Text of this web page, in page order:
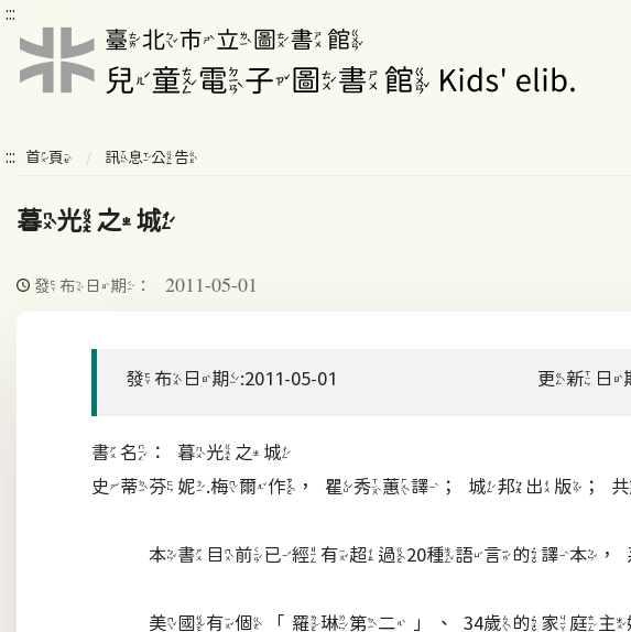
:::
::: 首頁 訊息公告
暮光之城
發布日期： 2011-05-01
發布日期:2011-05-01 更新日
書名：暮光之城
史蒂芬妮.梅爾作，瞿秀蕙譯；城邦出版；
本書目前已經有超過20種語言的譯本，
美國有個「羅琳第二」、34歲的家庭主婦